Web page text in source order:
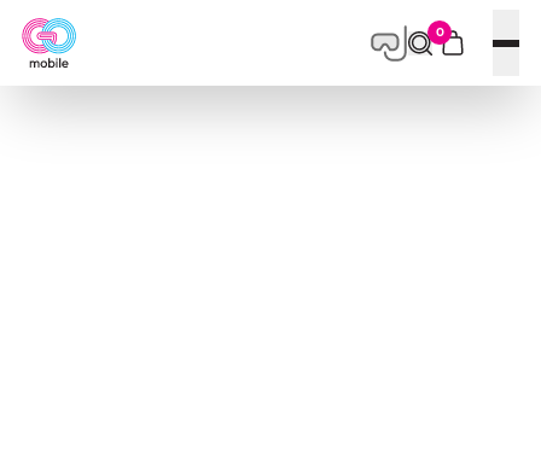
פתח תפריט
0